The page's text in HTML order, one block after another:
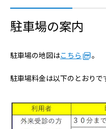
病院の概要
駐車場の案内
駐車場の地図はこちら 。
駐車場料金は以下のとおりで